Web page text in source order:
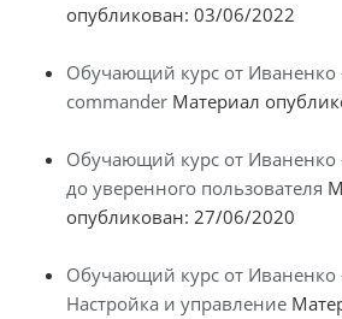
опубликован: 03/06/2022
Обучающий курс от Иваненко
commander Материал
Обучающий курс от Иваненко
до уверенного пользователя
опубликован: 27/06/2020
Обучающий курс от Иваненко
Настройка и управление